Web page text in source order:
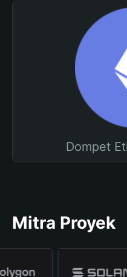
Dompet
Mitra Proyek